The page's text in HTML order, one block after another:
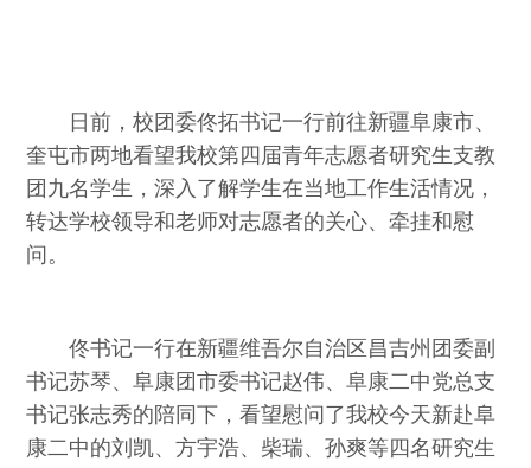
日前，校团委佟拓书记一行前往新疆阜康市、
奎屯市两地看望我校第四届青年志愿者研究生支教
团九名学生，深入了解学生在当地工作生活情况，
转达学校领导和老师对志愿者的关心、牵挂和慰
问。
佟书记一行在新疆维吾尔自治区昌吉州团委副
书记苏琴、阜康团市委书记赵伟、阜康二中党总支
书记张志秀的陪同下，看望慰问了我校今天新赴阜
康二中的刘凯、方宇浩、柴瑞、孙爽等四名研究生